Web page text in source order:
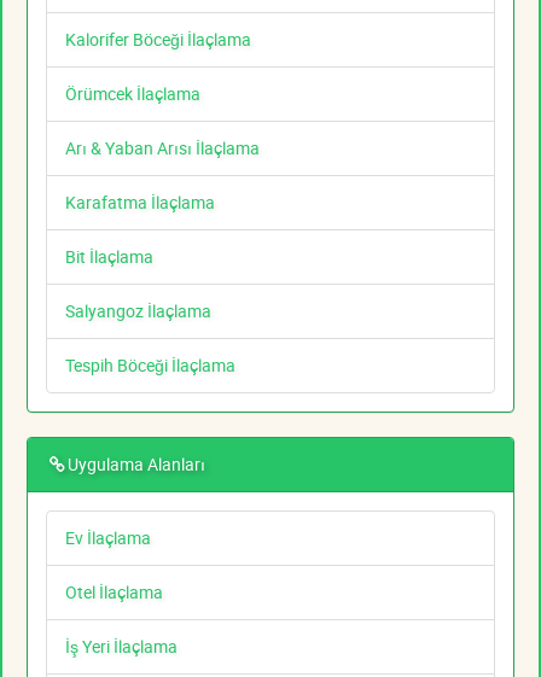
Kalorifer Böceği İlaçlama
Örümcek İlaçlama
Arı & Yaban Arısı İlaçlama
Karafatma İlaçlama
Bit İlaçlama
Salyangoz İlaçlama
Tespih Böceği İlaçlama
Uygulama Alanları
Ev İlaçlama
Otel İlaçlama
İş Yeri İlaçlama